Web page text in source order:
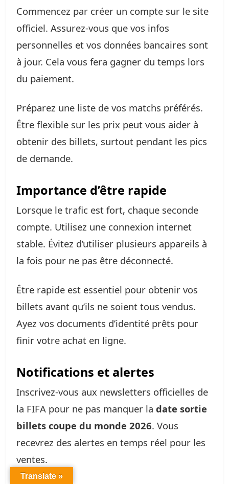
Commencez par créer un compte sur le site
officiel. Assurez-vous que vos infos
personnelles et vos données bancaires sont
à jour. Cela vous fera gagner du temps lors
du paiement.
Préparez une liste de vos matchs préférés.
Être flexible sur les prix peut vous aider à
obtenir des billets, surtout pendant les pics
de demande.
Importance d’être rapide
Lorsque le trafic est fort, chaque seconde
compte. Utilisez une connexion internet
stable. Évitez d’utiliser plusieurs appareils à
la fois pour ne pas être déconnecté.
Être rapide est essentiel pour obtenir vos
billets avant qu’ils ne soient tous vendus.
Ayez vos documents d’identité prêts pour
finir votre achat en ligne.
Notifications et alertes
Inscrivez-vous aux newsletters officielles de
la FIFA pour ne pas manquer la date sortie
billets coupe du monde 2026. Vous
recevrez des alertes en temps réel pour les
ventes.
Translate »